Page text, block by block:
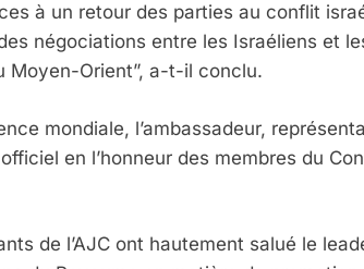
à un retour des parties au conflit
négociations entre les Israéliens et
Moyen-Orient”, a-t-il conclu.
mondiale, l’ambassadeur,
en l’honneur des membres du
de l’AJC ont hautement salué le
La Plus Meurtrière Selon